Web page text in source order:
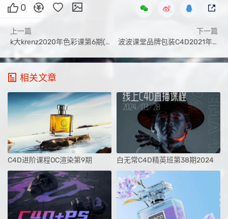
0
上一篇
k大krenz2020年色彩课第6期(附加色彩第五期课件画质高清)
下一篇
波波课堂品牌包装C4D2021年1月结课【画质高清有素材】
相关文章
C4D进阶课程OC渲染第9期 白无常C4D精英班第38期2024